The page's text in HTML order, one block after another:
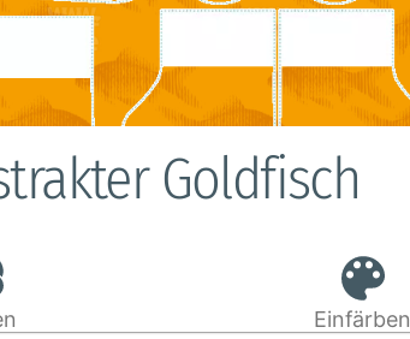
Goldfisch
Einfärben